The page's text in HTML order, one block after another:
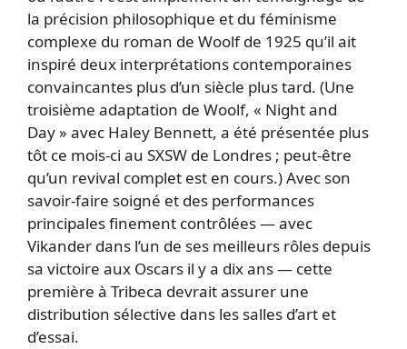
la précision philosophique et du féminisme
complexe du roman de Woolf de 1925 qu’il ait
inspiré deux interprétations contemporaines
convaincantes plus d’un siècle plus tard. (Une
troisième adaptation de Woolf, « Night and
Day » avec Haley Bennett, a été présentée plus
tôt ce mois-ci au SXSW de Londres ; peut-être
qu’un revival complet est en cours.) Avec son
savoir-faire soigné et des performances
principales finement contrôlées — avec
Vikander dans l’un de ses meilleurs rôles depuis
sa victoire aux Oscars il y a dix ans — cette
première à Tribeca devrait assurer une
distribution sélective dans les salles d’art et
d’essai.